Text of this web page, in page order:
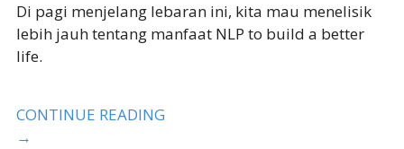
Di pagi menjelang lebaran ini, kita mau menelisik
lebih jauh tentang manfaat NLP to build a better
life.
CONTINUE READING
→